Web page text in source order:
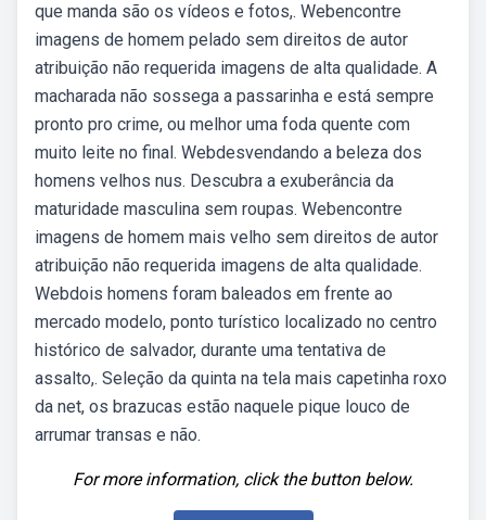
que manda são os vídeos e fotos,. Webencontre
imagens de homem pelado sem direitos de autor
atribuição não requerida imagens de alta qualidade. A
macharada não sossega a passarinha e está sempre
pronto pro crime, ou melhor uma foda quente com
muito leite no final. Webdesvendando a beleza dos
homens velhos nus. Descubra a exuberância da
maturidade masculina sem roupas. Webencontre
imagens de homem mais velho sem direitos de autor
atribuição não requerida imagens de alta qualidade.
Webdois homens foram baleados em frente ao
mercado modelo, ponto turístico localizado no centro
histórico de salvador, durante uma tentativa de
assalto,. Seleção da quinta na tela mais capetinha roxo
da net, os brazucas estão naquele pique louco de
arrumar transas e não.
For more information, click the button below.